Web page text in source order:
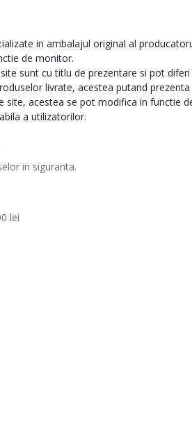
in siguranta.
lei
in ambalajul original al
de monitor.
sunt cu titlu de prezentare si pot
livrate, acestea putand
site, acestea se pot modifica in functie
a utilizatorilor.